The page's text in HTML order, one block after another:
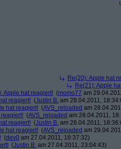
Re(20): Apple hat
Re(21): Apple
Apple hat reagiert! (momo77 am
reagiert! (Justin B. am 28.04.2011,
hat reagiert! (AVS_reloaded am
(AVS_reloaded am 28.04.2011,
reagiert! (Justin B. am 28.04.2011,
hat reagiert! (AVS_reloaded am
(dev0 am 27.04.2011, 18:37:32)
(Justin B. am 27.04.2011, 23:04:43)